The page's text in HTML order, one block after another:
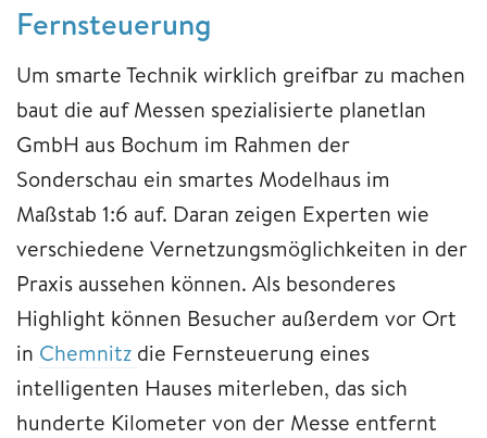
Fernsteuerung
Um smarte Technik wirklich greifbar zu machen
baut die auf Messen spezialisierte planetlan
GmbH aus Bochum im Rahmen der
Sonderschau ein smartes Modelhaus im
Maßstab 1:6 auf. Daran zeigen Experten wie
verschiedene Vernetzungsmöglichkeiten in der
Praxis aussehen können. Als besonderes
Highlight können Besucher außerdem vor Ort
in Chemnitz die Fernsteuerung eines
intelligenten Hauses miterleben, das sich
hunderte Kilometer von der Messe entfernt